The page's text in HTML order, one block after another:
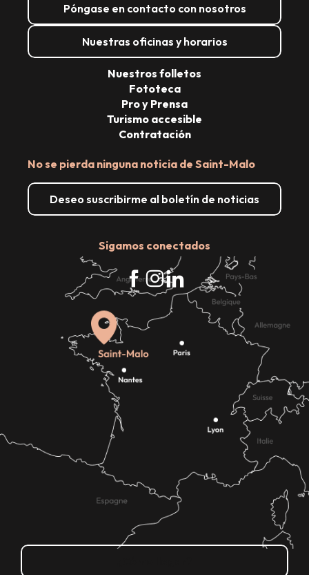
Póngase en contacto con nosotros
Nuestras oficinas y horarios
No se pierda ninguna noticia de Saint-Malo
Deseo suscribirme al boletín de noticias
Sigamos conectados
Nuestros folletos
Fototeca
Pro y Prensa
Turismo accesible
Contratación